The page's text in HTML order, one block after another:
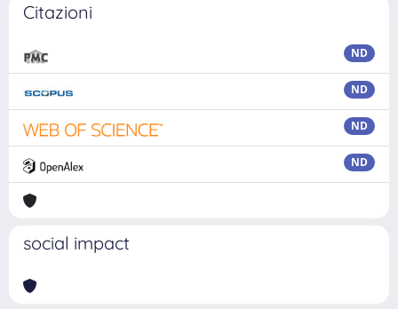
Citazioni
ND
ND
ND
ND
social impact